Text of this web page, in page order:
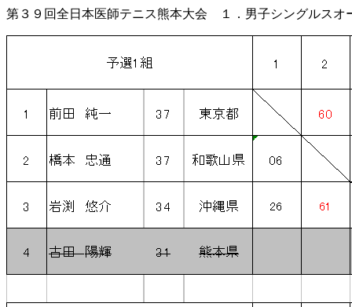
第３９回全日本医師テニス熊本大会 １．男子シングルス